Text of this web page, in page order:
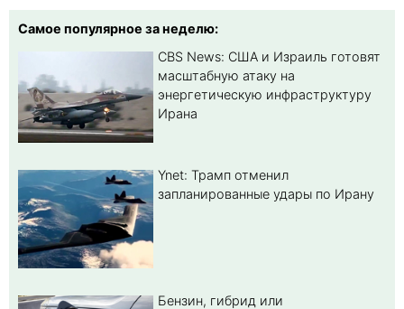
Самое популярное за неделю:
CBS News: США и Израиль готовят
масштабную атаку на
энергетическую инфраструктуру
Ирана
Ynet: Трамп отменил
запланированные удары по Ирану
Бензин, гибрид или